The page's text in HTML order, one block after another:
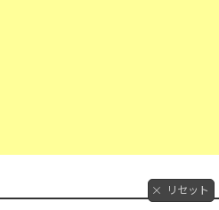
リセット